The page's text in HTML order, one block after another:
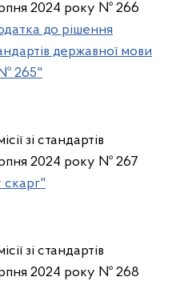
2024 року № 266
до рішення
державної мови
265"
зі стандартів
2024 року № 267
скарг"
зі стандартів
2024 року № 268